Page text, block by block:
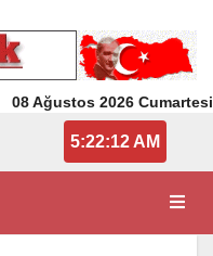
08 Ağustos 2026 Cumartesi
5:22:12 AM